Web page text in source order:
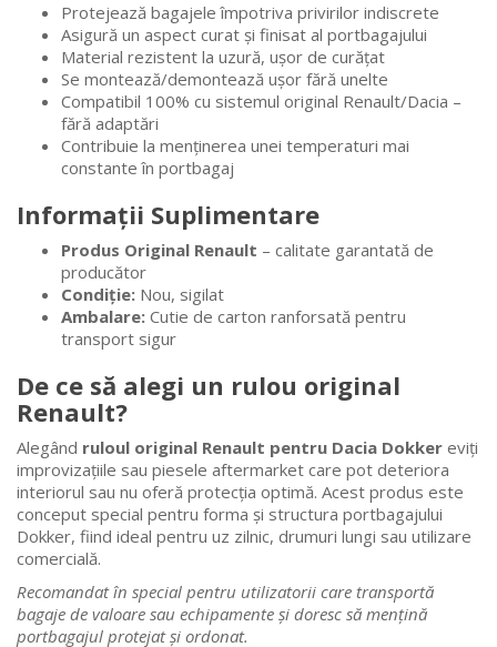
Protejează bagajele împotriva privirilor indiscrete
Asigură un aspect curat și finisat al portbagajului
Material rezistent la uzură, ușor de curățat
Se montează/demontează ușor fără unelte
Compatibil 100% cu sistemul original Renault/Dacia –
fără adaptări
Contribuie la menținerea unei temperaturi mai
constante în portbagaj
Informații Suplimentare
Produs Original Renault – calitate garantată de
producător
Condiție: Nou, sigilat
Ambalare: Cutie de carton ranforsată pentru
transport sigur
De ce să alegi un rulou original
Renault?
Alegând ruloul original Renault pentru Dacia Dokker eviți
improvizațiile sau piesele aftermarket care pot deteriora
interiorul sau nu oferă protecția optimă. Acest produs este
conceput special pentru forma și structura portbagajului
Dokker, fiind ideal pentru uz zilnic, drumuri lungi sau utilizare
comercială.
Recomandat în special pentru utilizatorii care transportă
bagaje de valoare sau echipamente și doresc să mențină
portbagajul protejat și ordonat.